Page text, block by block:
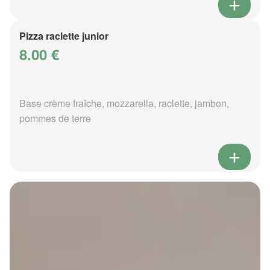
Pizza raclette junior
8.00 €
Base crème fraîche, mozzarella, raclette, jambon,
pommes de terre